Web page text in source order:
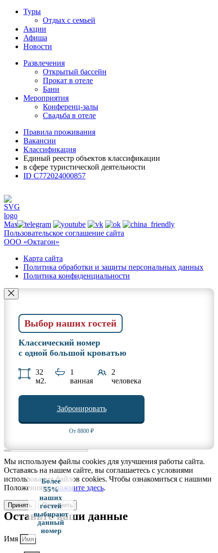
Туры
Отдых с семьей
Акции
Афиша
Новости
Развлечения
Открытый бассейн
Прокат в отеле
Бани
Мероприятия
Конференц-залы
Свадьба в отеле
Правила проживания
Вакансии
Классификация
Единый реестр объектов классификации
в сфере туристической деятельности
ID С772024000857
Пользовательское соглашение сайта
ООО «Октагон»
Карта сайта
Политика обработки и защиты персональных данных
Политика конфиденциальности
Выбор наших гостей
Классический номер
с одной большой кроватью
32
м2.
1
ванная
2
человека
Забронировать
От 8800 ₽
Более
55%
наших
гостей
выбирают
данный
номер
Мы используем файлы cookies для улучшения работы сайта.
Оставаясь на нашем сайте, вы соглашаетесь с условиями
использования файлов cookies. Чтобы ознакомиться с нашими
Положениями,нажмите здесь.
Принять Отклонить
Оставьте ваши данные
Имя